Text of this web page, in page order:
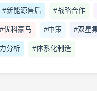
#新能源售后 #战略合作
#优科豪马 #中策 #双星
分析 #体系化制造